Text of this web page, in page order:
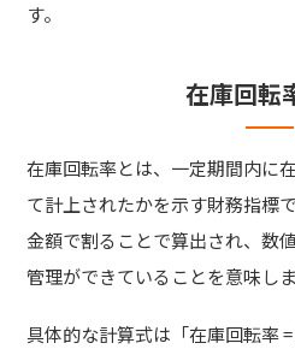
す。
在庫回転
在庫回転率とは、一定期間内に
て計上されたかを示す財務指標
金額で割ることで算出され、数
管理ができていることを意味しま
具体的な計算式は「在庫回転率